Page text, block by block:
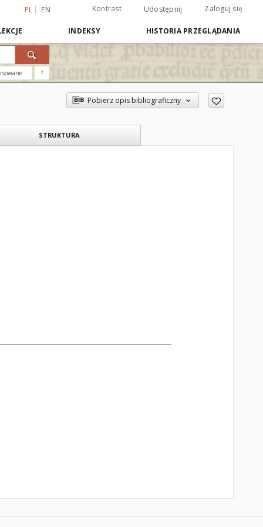
PL EN Kontrast Udostępnij Zaloguj się
INDEKSY HISTORIA PRZEGLĄDANIA
?
Pobierz opis bibliograficzny
STRUKTURA